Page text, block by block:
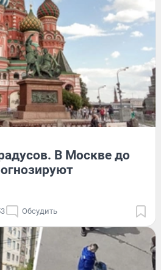
В Москве до
Обсудить